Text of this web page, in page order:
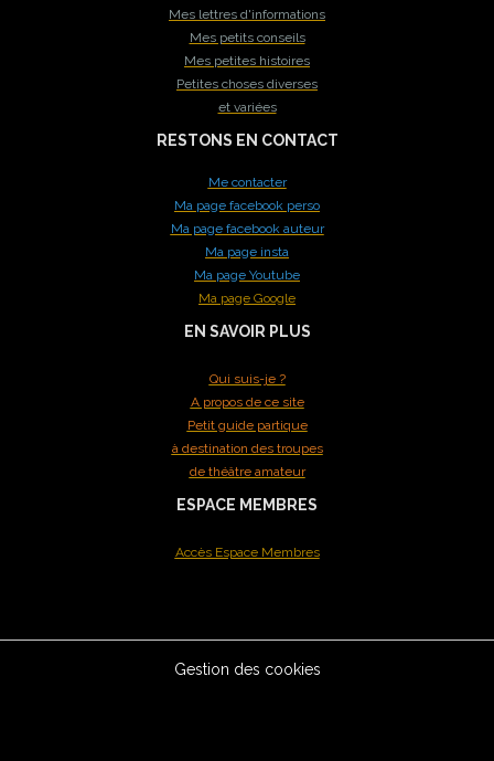
Mes lettres d'informations
Mes petits conseils
Mes petites histoires
Petites choses diverses
et variées
RESTONS EN CONTACT
Me contacter
Ma page facebook perso
Ma page facebook auteur
Ma page insta
Ma page Youtube
Ma page Google
EN SAVOIR PLUS
Qui suis-je ?
A propos de ce site
Petit guide partique
à destination des troupes
de théâtre amateur
ESPACE MEMBRES
Accès Espace Membres
Gestion des cookies